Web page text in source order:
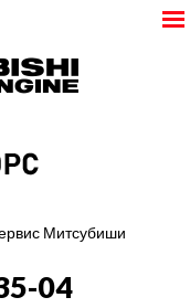
Митсубиши
04